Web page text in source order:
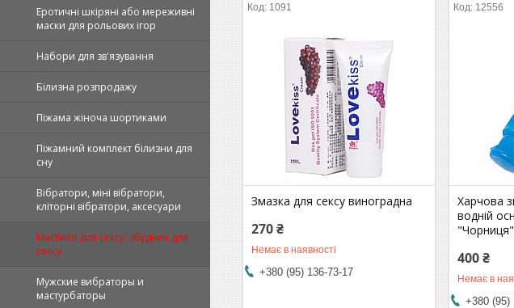
Еротичні шкіряні або мереживні
маски для рольових ігор
Набори для зв'язування
Білизна розпродажу
Піжама жіноча шортиками
Піжамний комплект білизни для
сну
Вібратори, міні вібратори,
кліторні вібратори, аксесуари
Мастило для сексу, збудник для
сексу
Мужские вибраторы и
мастурбаторы
1091
Змазка для сексу виноградна
270 ₴
Немає в наявності
+380 (95) 136-73-17
12556
Харчова
водній
400 ₴
Немає в
+380 (95)